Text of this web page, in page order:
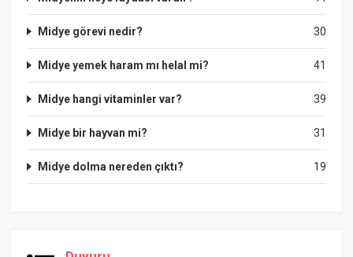
30
Midye görevi nedir?
41
Midye yemek haram mı helal mi?
39
Midye hangi vitaminler var?
31
Midye bir hayvan mi?
19
Midye dolma nereden çıktı?